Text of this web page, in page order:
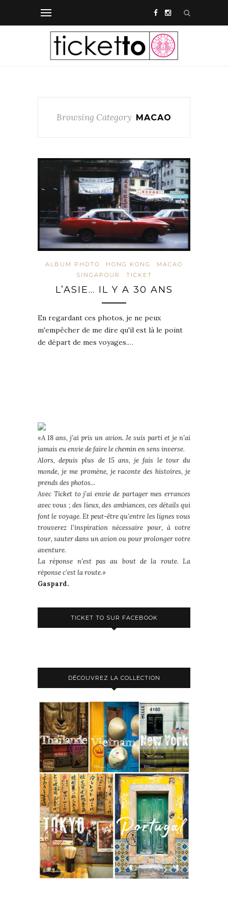
Browsing Category MACAO
ALBUM PHOTO HONG KONG
MACAO
SINGAPOUR
TICKET
L’ASIE… IL Y A 30 ANS
En regardant ces photos, je ne peux
m'empêcher de me dire qu'il est là le point
de départ de mes voyages.…
«A 18 ans, j’ai pris un avion. Je suis parti et je n’ai
jamais eu envie de faire le chemin en sens inverse.
Alors, depuis plus de 15 ans, je fais le tour du
monde, je me promène, je raconte des histoires, je
prends des photos...
Avec Ticket to j’ai envie de partager mes errances
avec vous ; des lieux, des ambiances, ces détails qui
font le voyage. Et peut-être qu’entre les lignes vous
trouverez l’inspiration nécessaire pour, à votre
tour, sauter dans un avion ou pour prolonger votre
aventure.
La réponse n’est pas au bout de la route. La
réponse c’est la route.»
Gaspard.
TICKET TO SUR FACEBOOK
DÉCOUVREZ LA COLLECTION